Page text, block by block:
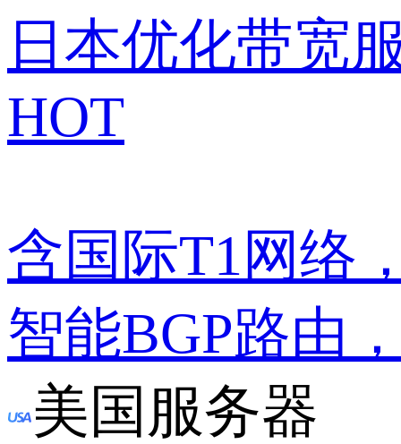
日本优化带宽
HOT
含国际T1网络
智能BGP路由
美国服务器